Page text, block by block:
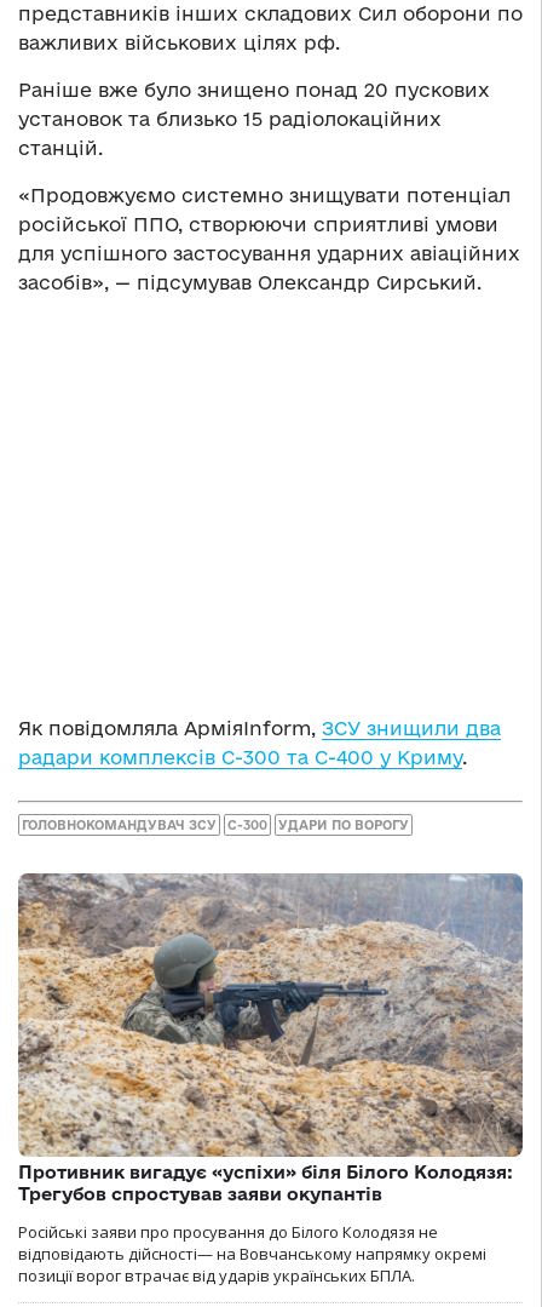
представників інших складових Сил оборони по
важливих військових цілях рф.
Раніше вже було знищено понад 20 пускових
установок та близько 15 радіолокаційних
станцій.
«Продовжуємо системно знищувати потенціал
російської ППО, створюючи сприятливі умови
для успішного застосування ударних авіаційних
засобів», — підсумував Олександр Сирський.
Як повідомляла АрміяInform, ЗСУ знищили два
радари комплексів С-300 та С-400 у Криму.
ГОЛОВНОКОМАНДУВАЧ ЗСУ С-300 УДАРИ ПО ВОРОГУ
Противник вигадує «успіхи» біля Білого Колодязя:
Трегубов спростував заяви окупантів
Російські заяви про просування до Білого Колодязя не
відповідають дійсності— на Вовчанському напрямку окремі
позиції ворог втрачає від ударів українських БПЛА.